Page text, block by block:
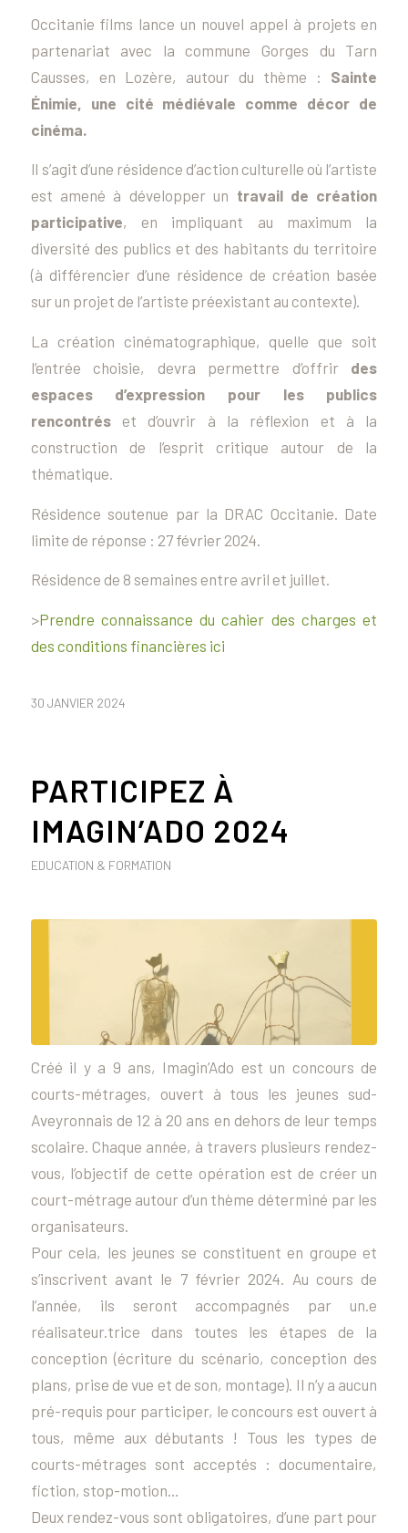
Occitanie films lance un nouvel appel à projets en
partenariat avec la commune Gorges du Tarn
Causses, en Lozère, autour du thème : Sainte
Énimie, une cité médiévale comme décor de
cinéma.
lI s’agit d’une résidence d’action culturelle où l’artiste
est amené à développer un travail de création
participative, en impliquant au maximum la
diversité des publics et des habitants du territoire
(à différencier d’une résidence de création basée
sur un projet de l’artiste préexistant au contexte).
La création cinématographique, quelle que soit
l’entrée choisie, devra permettre d’offrir des
espaces d’expression pour les publics
rencontréset d’ouvrir à la réflexion et à la
construction de l’esprit critique autour de la
thématique.
Résidence soutenue par la DRAC Occitanie. Date
limite de réponse : 27 février 2024.
Résidence de 8 semaines entre avril et juillet.
>Prendre connaissance du cahier des charges et
des conditions financières ici
30 JANVIER 2024
PARTICIPEZ À
IMAGIN’ADO 2024
EDUCATION & FORMATION
Créé il y a 9 ans, Imagin’Ado est un concours de
courts-métrages, ouvert à tous les jeunes sud-
Aveyronnais de 12 à 20 ans en dehors de leur temps
scolaire. Chaque année, à travers plusieurs rendez-
vous, l’objectif de cette opération est de créer un
court-métrage autour d’un thème déterminé par les
organisateurs.
Pour cela, les jeunes se constituent en groupe et
s’inscrivent avant le 7 février 2024. Au cours de
l’année, ils seront accompagnés par un.e
réalisateur.trice dans toutes les étapes de la
conception (écriture du scénario, conception des
plans, prise de vue et de son, montage). Il n’y a aucun
pré-requis pour participer, le concours est ouvert à
tous, même aux débutants ! Tous les types de
courts-métrages sont acceptés : documentaire,
fiction, stop-motion…
Deux rendez-vous sont obligatoires, d’une part pour